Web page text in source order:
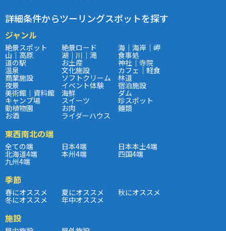
詳細条件からツーリングスポットを探す
ジャンル
絶景スポット 絶景ロード 海｜海岸｜岬
山｜高原 湖｜川｜滝 食事処
道の駅 お土産 神社｜寺院
温泉 文化施設 カフェ｜軽食
商業施設 ソフトクリーム 林道
夜景 イベント体験 宿泊施設
美術館｜資料館 海鮮 ダム
キャンプ場 スイーツ 珍スポット
動植物園 お肉 麺類
お酒 ライダーハウス
東西南北の端
全ての端 日本4端 日本本土4端
北海道4端 本州4端 四国4端
九州4端
季節
春にオススメ 夏にオススメ 秋にオススメ
冬にオススメ 年中オススメ
施設